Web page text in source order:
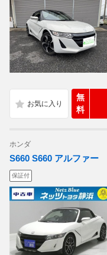
無
料
ホンダ
S660 S660 アルファー
保証付